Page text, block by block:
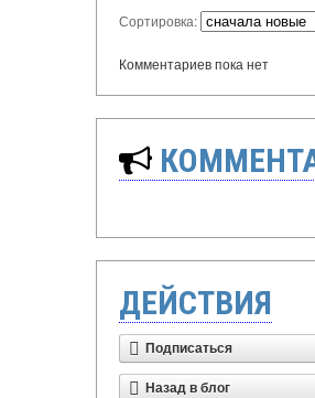
Сортировка:
Комментариев пока нет
ДЕЙСТВИЯ
Подписаться
Назад в блог